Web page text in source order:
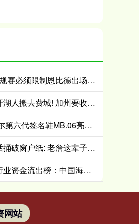
怀远股票 帕森斯: 常规赛必须限制恩比德出场时间 打40场&每场25分钟就行了
广州典丰 詹姆斯离开湖人搬去费城! 加州要收亿万富翁税, 搬走也白搭?
金财配资 拉梅洛·鲍尔第六代签名鞋MB.06亮相 首发配色将于近日小面积发售
全电配资 追梦一句话捅破窗户纸: 老詹这辈子都不会穿勇士球衣
中期国际 石油石化行业资金流出榜：中国海油等5股净流出资金超5000万元
网站